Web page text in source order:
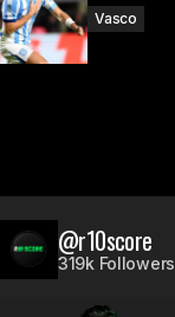
Vasco
@r10score
319k Followers